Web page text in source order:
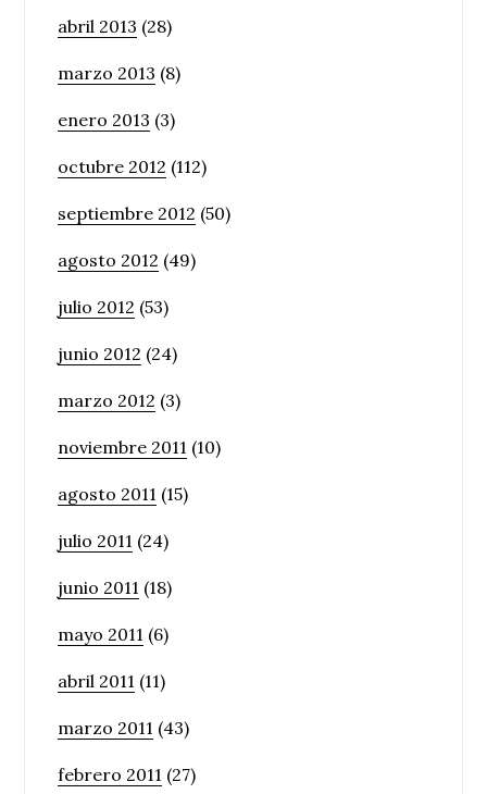
abril 2013 (28)
marzo 2013 (8)
enero 2013 (3)
octubre 2012 (112)
septiembre 2012 (50)
agosto 2012 (49)
julio 2012 (53)
junio 2012 (24)
marzo 2012 (3)
noviembre 2011 (10)
agosto 2011 (15)
julio 2011 (24)
junio 2011 (18)
mayo 2011 (6)
abril 2011 (11)
marzo 2011 (43)
febrero 2011 (27)